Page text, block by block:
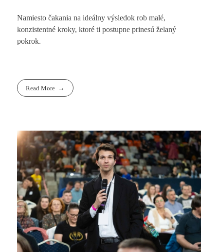
Namiesto čakania na ideálny výsledok rob malé,
konzistentné kroky, ktoré ti postupne prinesú želaný
pokrok.
Read More